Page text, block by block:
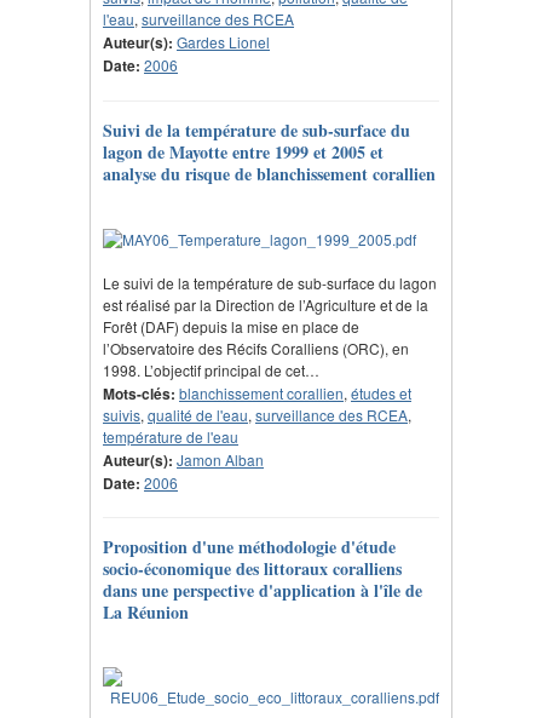
l'eau,surveillance des RCEA
Auteur(s): Gardes Lionel
Date: 2006
Suivi de la température de sub-surface du
lagon de Mayotte entre 1999 et 2005 et
analyse du risque de blanchissement corallien
Le suivi de la température de sub-surface du lagon
est réalisé par la Direction de l’Agriculture et de la
Forêt (DAF) depuis la mise en place de
l’Observatoire des Récifs Coralliens (ORC), en
1998. L’objectif principal de cet…
Mots-clés: blanchissement corallien, études et
suivis, qualité de l'eau, surveillance des RCEA,
température de l'eau
Auteur(s): Jamon Alban
Date: 2006
Proposition d'une méthodologie d'étude
socio-économique des littoraux coralliens
dans une perspective d'application à l'île de
La Réunion